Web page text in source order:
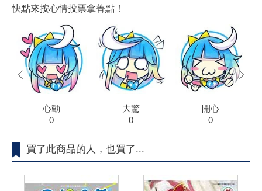
快點來按心情投票拿菁點！
心動
0
大驚
0
開心
0
prev next
買了此商品的人，也買了...